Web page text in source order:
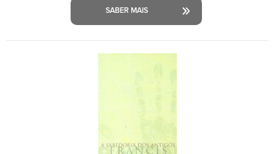
SABER MAIS